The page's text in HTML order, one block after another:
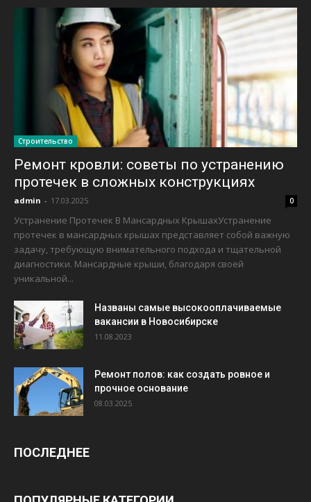
Строительство
Ремонт кровли: советы по устранению
протечек в сложных конструкциях
admin - 17.03.2025 0
Устранение Протечек В Мансардных КрышахУстранение
протечек в мансардных крышах представляет собой важную
задачу, требующую внимательного подхода и тщательной
диагностики. Мансардные крыши, благодаря своей
уникальной...
Названы самые высокооплачиваемые
вакансии в Новосибирске
11.08.2023
Ремонт полов: как создать ровное и
прочное основание
08.03.2025
ПОСЛЕДНЕЕ